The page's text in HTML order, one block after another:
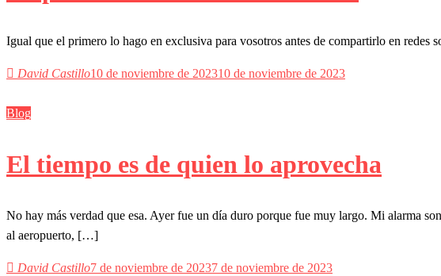
Igual que el primero lo hago en exclusiva para vosotros antes de compartirlo en redes
David Castillo10 de noviembre de 202310 de noviembre de 2023
Blog
El tiempo es de quien lo aprovecha
No hay más verdad que esa. Ayer fue un día duro porque fue muy largo. Mi alarma
al aeropuerto, […]
David Castillo7 de noviembre de 20237 de noviembre de 2023